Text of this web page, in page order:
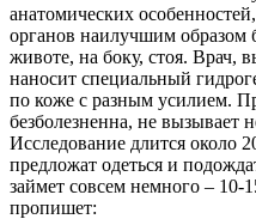
анатомических
органов наилучшим образом
животе, на боку, стоя. Врач,
наносит специальный
по коже с разным усилием.
безболезненна, не
Исследование длится около
предложат одеться и
займет совсем немного – 10-
пропишет: